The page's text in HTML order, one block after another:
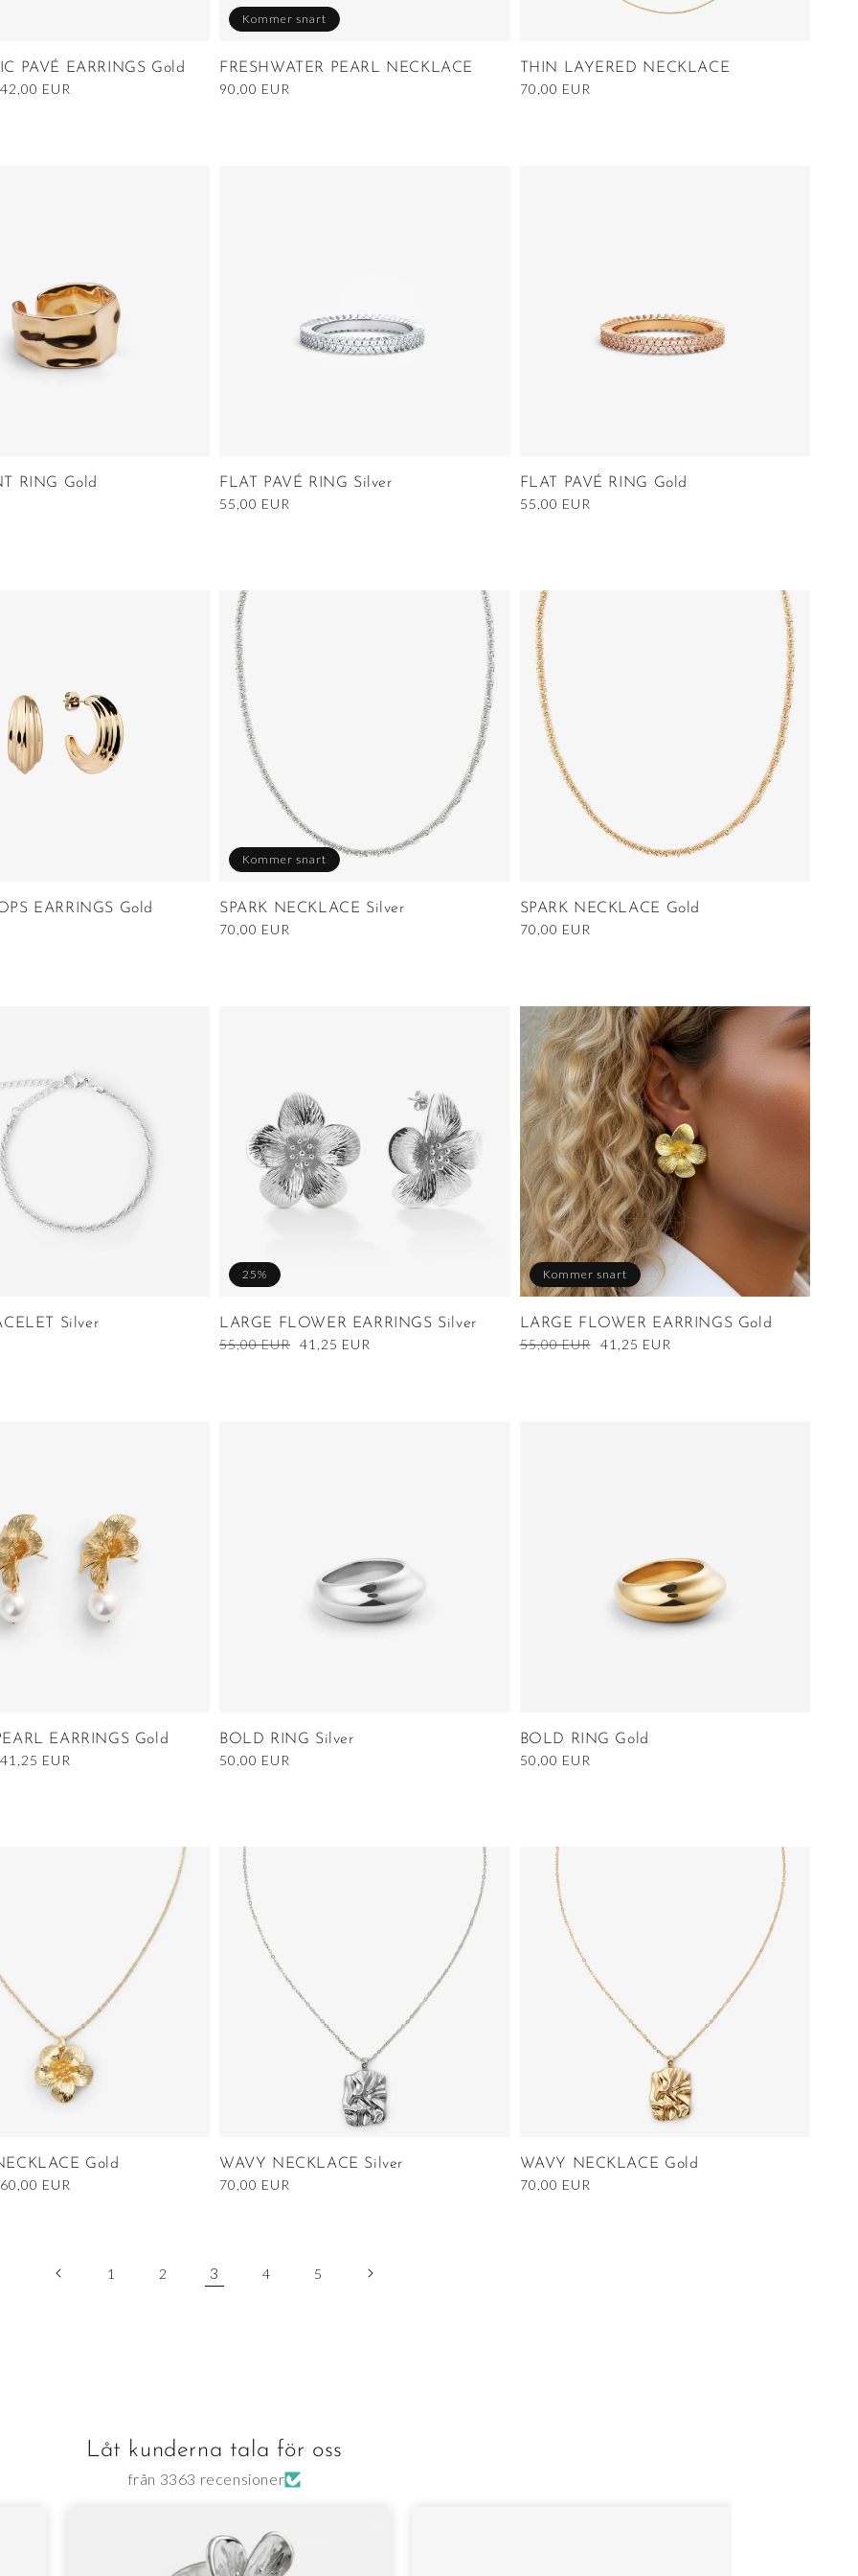
PAVÉ EARRINGS Gold
Nedsatt
42,00 EUR
FRESHWATER PEARL NECKLACE
Ordinarie
90,00 EUR
Kommer snart
THIN LAYERED NECKLACE
Ordinarie
70,00 EUR
RING Gold FLAT PAVÉ RING Silver
Ordinarie
55,00 EUR
FLAT PAVÉ RING Gold
Ordinarie
55,00 EUR
EARRINGS Gold SPARK NECKLACE Silver
Ordinarie
70,00 EUR
Kommer snart
SPARK NECKLACE Gold
Ordinarie
70,00 EUR
Silver LARGE FLOWER EARRINGS Silver
Ordinarie
55,00 EUR Nedsatt
41,25 EUR
25%
LARGE FLOWER EARRINGS Gold
Ordinarie
55,00 EUR
Nedsatt
41,25 EUR
Kommer snart
EARRINGS Gold
Nedsatt
41,25 EUR
BOLD RING Silver
Ordinarie
50,00 EUR
BOLD RING Gold
Ordinarie
50,00 EUR
Gold
Nedsatt
60,00 EUR
WAVY NECKLACE Silver
Ordinarie
70,00 EUR
WAVY NECKLACE Gold
Ordinarie
70,00 EUR
1 2 3 4 5
Låt kunderna tala för oss
från 3363 recensioner